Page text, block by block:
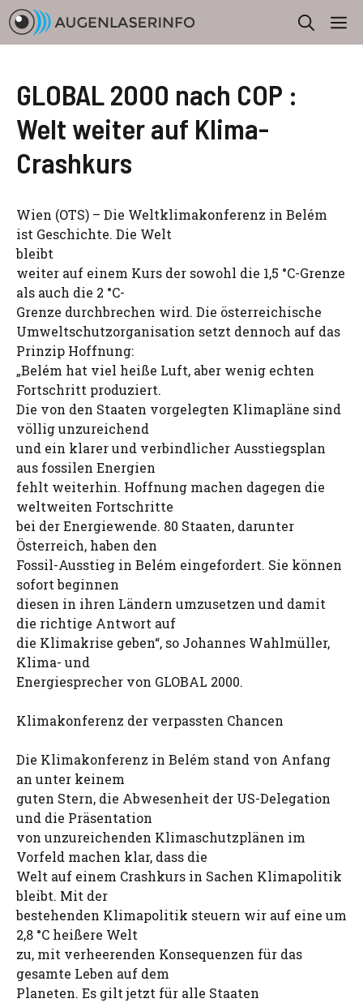
Zum
Inhalt
springen
GLOBAL 2000 nach COP :
Welt weiter auf Klima-
Crashkurs
Wien (OTS) – Die Weltklimakonferenz in Belém
ist Geschichte. Die Welt
bleibt
weiter auf einem Kurs der sowohl die 1,5 °C-Grenze
als auch die 2 °C-
Grenze durchbrechen wird. Die österreichische
Umweltschutzorganisation setzt dennoch auf das
Prinzip Hoffnung:
„Belém hat viel heiße Luft, aber wenig echten
Fortschritt produziert.
Die von den Staaten vorgelegten Klimapläne sind
völlig unzureichend
und ein klarer und verbindlicher Ausstiegsplan
aus fossilen Energien
fehlt weiterhin. Hoffnung machen dagegen die
weltweiten Fortschritte
bei der Energiewende. 80 Staaten, darunter
Österreich, haben den
Fossil-Ausstieg in Belém eingefordert. Sie können
sofort beginnen
diesen in ihren Ländern umzusetzen und damit
die richtige Antwort auf
die Klimakrise geben“, so Johannes Wahlmüller,
Klima- und
Energiesprecher von GLOBAL 2000.
Klimakonferenz der verpassten Chancen
Die Klimakonferenz in Belém stand von Anfang
an unter keinem
guten Stern, die Abwesenheit der US-Delegation
und die Präsentation
von unzureichenden Klimaschutzplänen im
Vorfeld machen klar, dass die
Welt auf einem Crashkurs in Sachen Klimapolitik
bleibt. Mit der
bestehenden Klimapolitik steuern wir auf eine um
2,8 °C heißere Welt
zu, mit verheerenden Konsequenzen für das
gesamte Leben auf dem
Planeten. Es gilt jetzt für alle Staaten